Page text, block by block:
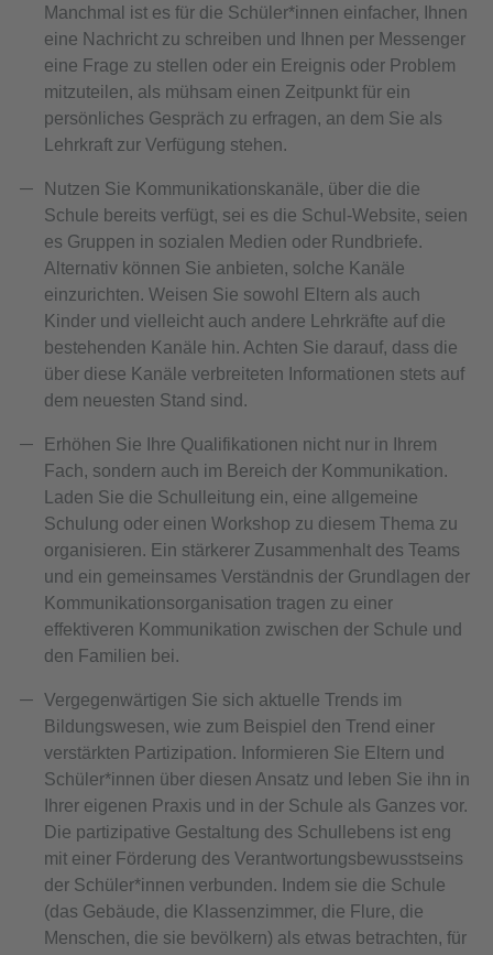
Manchmal ist es für die Schüler*innen einfacher, Ihnen
eine Nachricht zu schreiben und Ihnen per Messenger
eine Frage zu stellen oder ein Ereignis oder Problem
mitzuteilen, als mühsam einen Zeitpunkt für ein
persönliches Gespräch zu erfragen, an dem Sie als
Lehrkraft zur Verfügung stehen.
Nutzen Sie Kommunikationskanäle, über die die
Schule bereits verfügt, sei es die Schul-Website, seien
es Gruppen in sozialen Medien oder Rundbriefe.
Alternativ können Sie anbieten, solche Kanäle
einzurichten. Weisen Sie sowohl Eltern als auch
Kinder und vielleicht auch andere Lehrkräfte auf die
bestehenden Kanäle hin. Achten Sie darauf, dass die
über diese Kanäle verbreiteten Informationen stets auf
dem neuesten Stand sind.
Erhöhen Sie Ihre Qualifikationen nicht nur in Ihrem
Fach, sondern auch im Bereich der Kommunikation.
Laden Sie die Schulleitung ein, eine allgemeine
Schulung oder einen Workshop zu diesem Thema zu
organisieren. Ein stärkerer Zusammenhalt des Teams
und ein gemeinsames Verständnis der Grundlagen der
Kommunikationsorganisation tragen zu einer
effektiveren Kommunikation zwischen der Schule und
den Familien bei.
Vergegenwärtigen Sie sich aktuelle Trends im
Bildungswesen, wie zum Beispiel den Trend einer
verstärkten Partizipation. Informieren Sie Eltern und
Schüler*innen über diesen Ansatz und leben Sie ihn in
Ihrer eigenen Praxis und in der Schule als Ganzes vor.
Die partizipative Gestaltung des Schullebens ist eng
mit einer Förderung des Verantwortungsbewusstseins
der Schüler*innen verbunden. Indem sie die Schule
(das Gebäude, die Klassenzimmer, die Flure, die
Menschen, die sie bevölkern) als etwas betrachten, für